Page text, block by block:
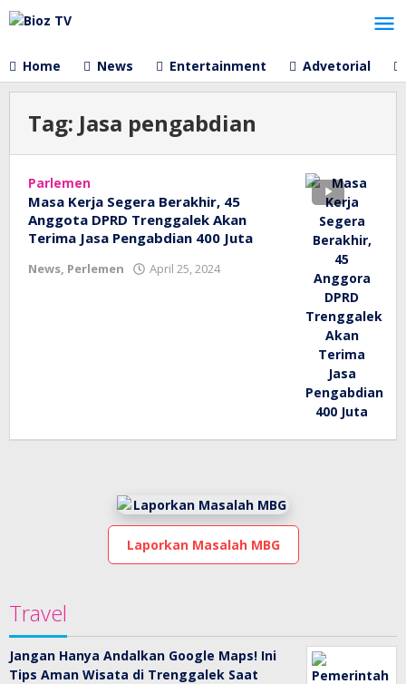
Lewati
ke
Home
News Entertainment Advetorial
Tag: Jasa pengabdian
Parlemen
Masa Kerja Segera Berakhir, 45
Anggota DPRD Trenggalek Akan
Terima Jasa Pengabdian 400 Juta
News, Perlemen April 25, 2024
Laporkan Masalah MBG
Travel
Jangan Hanya Andalkan Google Maps! Ini
Tips Aman Wisata di Trenggalek Saat